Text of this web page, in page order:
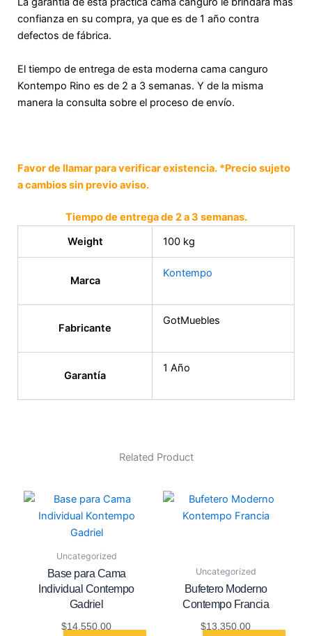
confianza en su compra, ya que es de 1 año contra
defectos de fábrica.
El tiempo de entrega de esta moderna cama canguro
Kontempo Rino es de 2 a 3 semanas. Y de la misma
manera la consulta sobre el proceso de envío.
Favor de llamar para verificar existencia. *Precio sujeto
a cambios sin previo aviso.
Tiempo de entrega de 2 a 3 semanas.
Weight
100 kg
Marca
Kontempo
Fabricante
GotMuebles
Garantía
1 Año
Related Product
Uncategorized
Base para Cama
Individual Contempo
Gadriel
$14,550.00
Uncategorized
Bufetero Moderno
Contempo Francia
$13,350.00